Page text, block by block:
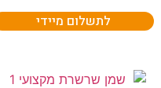
לתשלום מיידי